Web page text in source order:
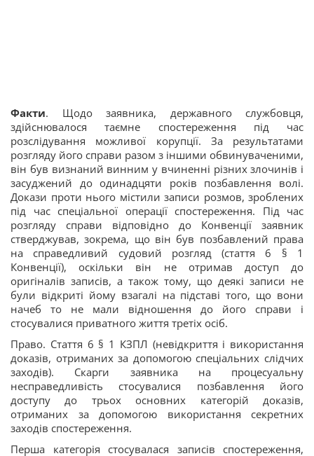
Факти. Щодо заявника, державного службовця,
здійснювалося таємне спостереження під час
розслідування можливої корупції. За результатами
розгляду його справи разом з іншими обвинуваченими,
він був визнаний винним у вчиненні різних злочинів і
засуджений до одинадцяти років позбавлення волі.
Докази проти нього містили записи розмов, зроблених
під час спеціальної операції спостереження. Під час
розгляду справи відповідно до Конвенції заявник
стверджував, зокрема, що він був позбавлений права
на справедливий судовий розгляд (стаття 6 § 1
Конвенції), оскільки він не отримав доступ до
оригіналів записів, а також тому, що деякі записи не
були відкриті йому взагалі на підставі того, що вони
начеб то не мали відношення до його справи і
стосувалися приватного життя третіх осіб.
Право. Стаття 6 § 1 КЗПЛ (невідкриття і використання
доказів, отриманих за допомогою спеціальних слідчих
заходів). Скарги заявника на процесуальну
несправедливість стосувалися позбавлення його
доступу до трьох основних категорій доказів,
отриманих за допомогою використання секретних
заходів спостереження.
Перша категорія стосувалася записів спостереження,